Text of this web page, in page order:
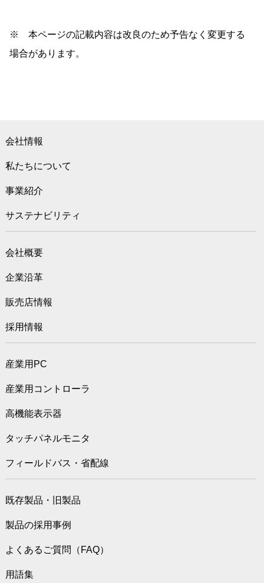
※ 本ページの記載内容は改良のため予告なく変更する
場合があります。
会社情報
私たちについて
事業紹介
サステナビリティ
会社概要
企業沿革
販売店情報
採用情報
産業用PC
産業用コントローラ
高機能表示器
タッチパネルモニタ
フィールドバス・省配線
既存製品・旧製品
製品の採用事例
よくあるご質問（FAQ）
用語集